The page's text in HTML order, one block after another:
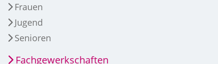
Frauen
Jugend
Senioren
Fachgewerkschaften